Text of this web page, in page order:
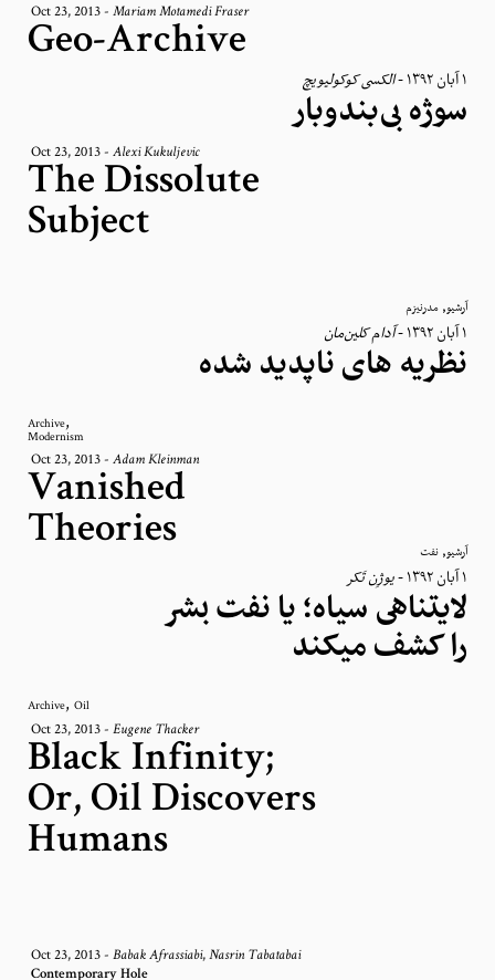
Oct 23, 2013- Mariam Motamedi Fraser
Geo-Archive
١ آبان ١٣٩٢ -الکسی کوکولیویچ
سوژه بی‌بندوبار
Oct 23, 2013- Alexi Kukuljevic
The Dissolute
Subject
آرشیو, مدرنیزم
١ آبان ١٣٩٢ -آدام کلین‌مان
نظریه های ناپدید شده
Archive,
Modernism
Oct 23, 2013- Adam Kleinman
Vanished
Theories
آرشیو, نفت
١ آبان ١٣٩٢ -یوژِن تَکر
لایتناهی سیاه؛ یا نفت بشر
را کشف میکند
Archive, Oil
Oct 23, 2013- Eugene Thacker
Black Infinity;
Or, Oil Discovers
Humans
Oct 23, 2013- Babak Afrassiabi, Nasrin Tabatabai
Contemporary Hole